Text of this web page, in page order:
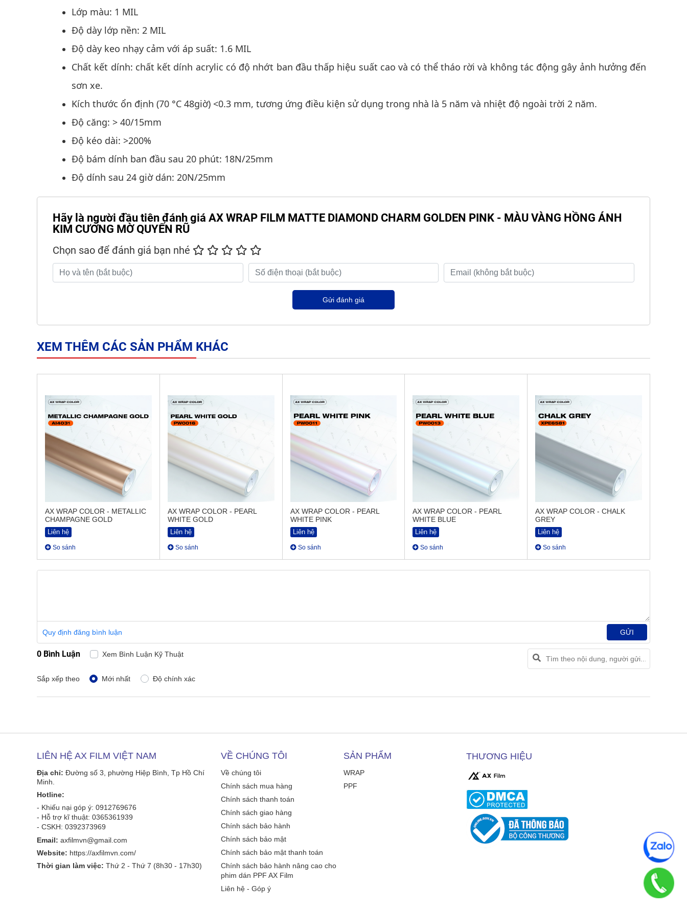
Lớp màu: 1 MIL
Độ dày lớp nền: 2 MIL
Độ dày keo nhạy cảm với áp suất: 1.6 MIL
Chất kết dính: chất kết dính acrylic có độ nhớt ban đầu thấp hiệu suất cao và có thể tháo rời và không tác động gây ảnh hưởng đến
sơn xe.
Kích thước ổn định (70 °C 48giờ) <0.3 mm, tương ứng điều kiện sử dụng trong nhà là 5 năm và nhiệt độ ngoài trời 2 năm.
Độ căng: > 40/15mm
Độ kéo dài: >200%
Độ bám dính ban đầu sau 20 phút: 18N/25mm
Độ dính sau 24 giờ dán: 20N/25mm
Hãy là người đầu tiên đánh giá AX WRAP FILM MATTE DIAMOND CHARM GOLDEN PINK - MÀU VÀNG HỒNG ÁNH
KIM CƯƠNG MỜ QUYẾN RŨ
Chọn sao để đánh giá bạn nhé
Gửi đánh giá
XEM THÊM CÁC SẢN PHẨM KHÁC
AX WRAP COLOR - METALLIC
CHAMPAGNE GOLD
Liên hệ
So sánh
AX WRAP COLOR - PEARL
WHITE GOLD
Liên hệ
So sánh
AX WRAP COLOR - PEARL
WHITE PINK
Liên hệ
So sánh
AX WRAP COLOR - PEARL
WHITE BLUE
Liên hệ
So sánh
AX WRAP COLOR - CHALK
GREY
Liên hệ
So sánh
Quy định đăng bình luận GỬI
0 Bình Luận Xem Bình Luận Kỹ Thuật
Sắp xếp theo Mới nhất Độ chính xác
LIÊN HỆ AX FILM VIỆT NAM
Địa chỉ: Đường số 3, phường Hiệp Bình, Tp Hồ Chí
Minh.
Hotline:
- Khiếu nại góp ý: 0912769676
- Hỗ trợ kĩ thuật: 0365361939
- CSKH: 0392373969
Email: axfilmvn@gmail.com
Website: https://axfilmvn.com/
Thời gian làm việc: Thứ 2 - Thứ 7 (8h30 - 17h30)
VỀ CHÚNG TÔI
Về chúng tôi
Chính sách mua hàng
Chính sách thanh toán
Chính sách giao hàng
Chính sách bảo hành
Chính sách bảo mật
Chính sách bảo mật thanh toán
Chính sách bảo hành nâng cao cho
phim dán PPF AX Film
Liên hệ - Góp ý
SẢN PHẨM
WRAP
PPF
THƯƠNG HIỆU